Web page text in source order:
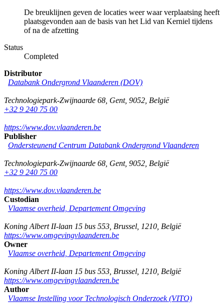
De breuklijnen geven de locaties weer waar verplaatsing heeft
plaatsgevonden aan de basis van het Lid van Kerniel tijdens
of na de afzetting
Status
Completed
Distributor
Databank Ondergrond Vlaanderen (DOV)
Technologiepark-Zwijnaarde 68 Gent, 9052 België
+32 9 240 75 00
https://www.dov.vlaanderen.be
Publisher
Ondersteunend Centrum Databank Ondergrond Vlaanderen
Technologiepark-Zwijnaarde 68 Gent, 9052 België
+32 9 240 75 00
https://www.dov.vlaanderen.be
Custodian
Vlaamse overheid, Departement Omgeving
Koning Albert II-laan 15 bus 553 Brussel 1210 België
https://www.omgevingvlaanderen.be
Owner
Vlaamse overheid, Departement Omgeving
Koning Albert II-laan 15 bus 553 Brussel 1210 België
https://www.omgevingvlaanderen.be
Author
Vlaamse Instelling voor Technologisch Onderzoek (VITO)